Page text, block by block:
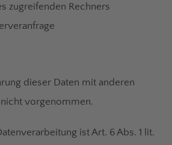
zugreifenden Rechners
dieser Daten mit anderen
vorgenommen.
ist Art. 6 Abs. 1 lit.